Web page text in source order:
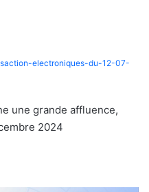
electroniques-du-12-07-
une grande affluence,
2024